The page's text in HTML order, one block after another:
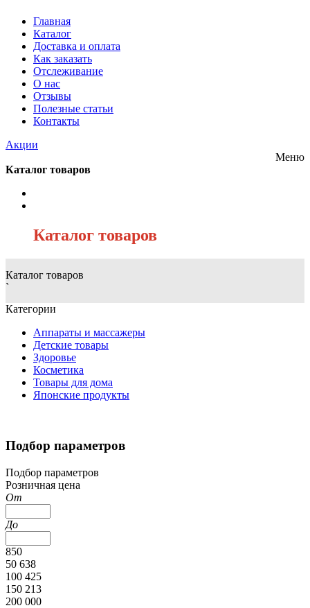
Главная
Каталог
Доставка и оплата
Как заказать
Отслеживание
О нас
Отзывы
Полезные статьи
Контакты
Акции
Меню
Каталог товаров
Каталог товаров
Каталог товаров
`
Категории
Аппараты и массажеры
Детские товары
Здоровье
Косметика
Товары для дома
Японские продукты
Подбор параметров
Подбор параметров
Розничная цена
От
До
850
50 638
100 425
150 213
200 000